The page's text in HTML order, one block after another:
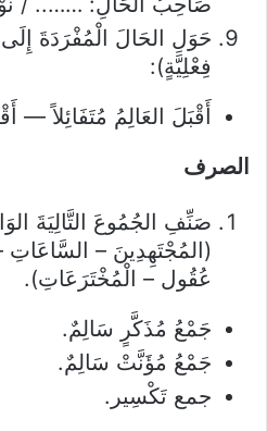
حَوَلِ الحَالَ الْمُفْرَدَةَ
فِعْلِيَّةٍ):
أَقْبَلَ العَالِمُ مُتَفَائِلاً —
الصرف
صَنِّفِ الجُمُوعَ التَّالِيَةَ
(المُجْتَهِدِينَ –
عُقُول – الْمُخْتَرَعَاتِ).
جَمْعُ مُذَكَّرٍ سَالِمٌ.
جَمْعُ مُؤَنَّتْ سَالِمٌ.
جمع تَكْسِير.